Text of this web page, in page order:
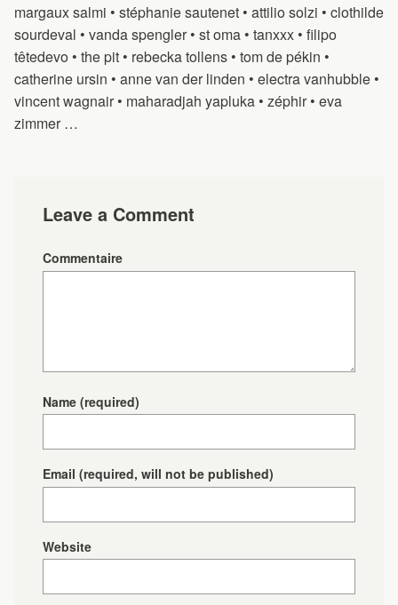
margaux salmi • stéphanie sautenet • attilio solzi • clothilde
sourdeval • vanda spengler • st oma • tanxxx • filipo
têtedevo • the pit • rebecka tollens • tom de pékin •
catherine ursin • anne van der linden • electra vanhubble •
vincent wagnair • maharadjah yapluka • zéphir • eva
zimmer …
Leave a Comment
Commentaire
Name (required)
Email (required, will not be published)
Website